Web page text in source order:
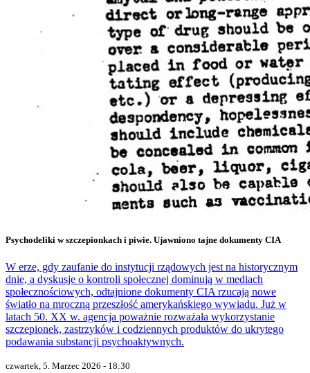
Psychodeliki w szczepionkach i piwie. Ujawniono tajne dokumenty CIA
W erze, gdy zaufanie do instytucji rządowych jest na historycznym
dnie, a dyskusje o kontroli społecznej dominują w mediach
społecznościowych, odtajnione dokumenty CIA rzucają nowe
światło na mroczną przeszłość amerykańskiego wywiadu. Już w
latach 50. XX w. agencja poważnie rozważała wykorzystanie
szczepionek, zastrzyków i codziennych produktów do ukrytego
podawania substancji psychoaktywnych.
czwartek, 5. Marzec 2026 - 18:30